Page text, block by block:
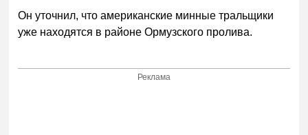
Он уточнил, что американские минные тральщики
уже находятся в районе Ормузского пролива.
Реклама